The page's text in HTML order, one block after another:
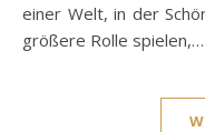
einer Welt, in der
größere Rolle spielen,…